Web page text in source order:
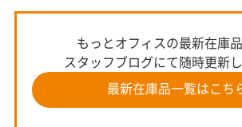
もっとオフィスの最新在庫
スタッフブログにて随時更新
最新在庫品一覧はこち